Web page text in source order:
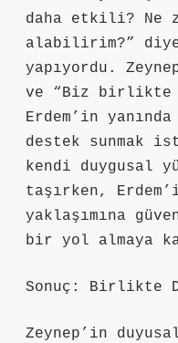
daha etkili? Ne
alabilirim?”
yapıyordu.
ve “Biz birlikte
Erdem’in
destek sunmak
kendi duygusal
taşırken,
yaklaşımına
bir yol almaya
Sonuç: Birlikte
Zeynep’in